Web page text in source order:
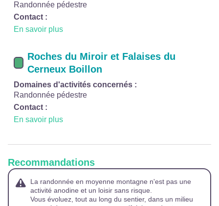
Randonnée pédestre
Contact :
En savoir plus
Roches du Miroir et Falaises du
Cerneux Boillon
Domaines d'activités concernés :
Randonnée pédestre
Contact :
En savoir plus
Recommandations
La randonnée en moyenne montagne n'est pas une
activité anodine et un loisir sans risque.
Vous évoluez, tout au long du sentier, dans un milieu